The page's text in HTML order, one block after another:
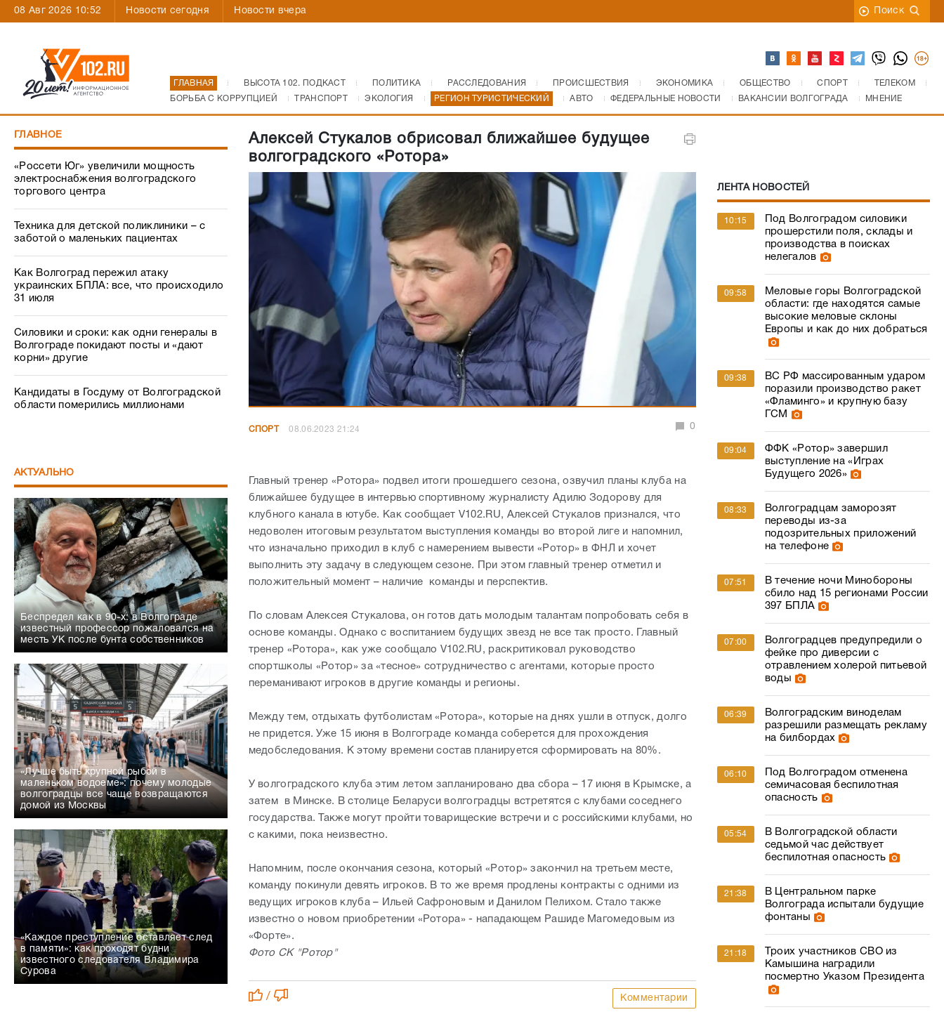
08 Авг 2026 10:52 Новости сегодня Новости вчера Поиск
ГЛАВНАЯ ВЫСОТА 102. ПОДКАСТ ПОЛИТИКА РАССЛЕДОВАНИЯ ПРОИСШЕСТВИЯ ЭКОНОМИКА ОБЩЕСТВО СПОРТ
ТЕЛЕКОМ
БОРЬБА С КОРРУПЦИЕЙ
ТРАНСПОРТ ЭКОЛОГИЯ РЕГИОН ТУРИСТИЧЕСКИЙ АВТО ФЕДЕРАЛЬНЫЕ НОВОСТИ ВАКАНСИИ ВОЛГОГРАДА МНЕНИЕ
ГЛАВНОЕ
«Россети Юг» увеличили мощность
электроснабжения волгоградского
торгового центра
Техника для детской поликлиники – с
заботой о маленьких пациентах
Как Волгоград пережил атаку
украинских БПЛА: все, что происходило
31 июля
Силовики и сроки: как одни генералы в
Волгограде покидают посты и «дают
корни» другие
Кандидаты в Госдуму от Волгоградской
области померились миллионами
АКТУАЛЬНО
Беспредел как в 90-х: в Волгограде
известный профессор пожаловался на
месть УК после бунта собственников
«Лучше быть крупной рыбой в
маленьком водоеме»: почему молодые
волгоградцы все чаще возвращаются
домой из Москвы
«Каждое преступление оставляет след
в памяти»: как проходят будни
известного следователя Владимира
Сурова
Алексей Стукалов обрисовал ближайшее будущее
волгоградского «Ротора»
СПОРТ 08.06.2023 21:24 0
Главный тренер «Ротора» подвел итоги прошедшего сезона, озвучил планы клуба на
ближайшее будущее в интервью спортивному журналисту Адилю Зодорову для
клубного канала в ютубе. Как сообщает V102.RU, Алексей Стукалов признался, что
недоволен итоговым результатом выступления команды во второй лиге и напомнил,
что изначально приходил в клуб с намерением вывести «Ротор» в ФНЛ и хочет
выполнить эту задачу в следующем сезоне. При этом главный тренер отметил и
положительный момент – наличие команды и перспектив.
По словам Алексея Стукалова, он готов дать молодым талантам попробовать себя в
основе команды. Однако с воспитанием будущих звезд не все так просто. Главный
тренер «Ротора», как уже сообщало V102.RU, раскритиковал руководство
спортшколы «Ротор» за «тесное» сотрудничество с агентами, которые просто
переманивают игроков в другие команды и регионы.
Между тем, отдыхать футболистам «Ротора», которые на днях ушли в отпуск, долго
не придется. Уже 15 июня в Волгограде команда соберется для прохождения
медобследования. К этому времени состав планируется сформировать на 80%.
У волгоградского клуба этим летом запланировано два сбора – 17 июня в Крымске, а
затем в Минске. В столице Беларуси волгоградцы встретятся с клубами соседнего
государства. Также могут пройти товарищеские встречи и с российскими клубами, но
с какими, пока неизвестно.
Напомним, после окончания сезона, который «Ротор» закончил на третьем месте,
команду покинули девять игроков. В то же время продлены контракты с одними из
ведущих игроков клуба – Ильей Сафроновым и Данилом Пелихом. Стало также
известно о новом приобретении «Ротора» - нападающем Рашиде Магомедовым из
«Форте».
Фото СК "Ротор"
/ Комментарии
ЛЕНТА НОВОСТЕЙ
10:15
Под Волгоградом силовики
прошерстили поля, склады и
производства в поисках
нелегалов
09:58
Меловые горы Волгоградской
области: где находятся самые
высокие меловые склоны
Европы и как до них добраться
09:38
ВС РФ массированным ударом
поразили производство ракет
«Фламинго» и крупную базу
ГСМ
09:04
ФФК «Ротор» завершил
выступление на «Играх
Будущего 2026»
08:33
Волгоградцам заморозят
переводы из-за
подозрительных приложений
на телефоне
07:51
В течение ночи Минобороны
сбило над 15 регионами России
397 БПЛА
07:00
Волгоградцев предупредили о
фейке про диверсии с
отравлением холерой питьевой
воды
06:39
Волгоградским виноделам
разрешили размещать рекламу
на билбордах
06:10
Под Волгоградом отменена
семичасовая беспилотная
опасность
05:54
В Волгоградской области
седьмой час действует
беспилотная опасность
21:38
В Центральном парке
Волгограда испытали будущие
фонтаны
21:18
Троих участников СВО из
Камышина наградили
посмертно Указом Президента